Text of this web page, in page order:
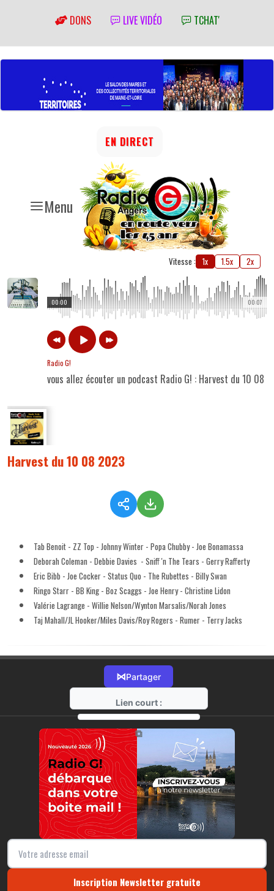
DONS LIVE VIDÉO TCHAT'
Menu
EN DIRECT
Vitesse : 1x 1.5x 2x
00:07
00:00
Radio G!
vous allez écouter un podcast Radio G! : Harvest du 10 08
Harvest du 10 08 2023
Tab Benoit - ZZ Top - Johnny Winter - Popa Chubby - Joe Bonamassa
Deborah Coleman - Debbie Davies - Sniff 'n The Tears - Gerry Rafferty
Eric Bibb - Joe Cocker - Status Quo - The Rubettes - Billy Swan
Ringo Starr - BB King - Boz Scaggs - Joe Henry - Christine Lidon
Valérie Lagrange - Willie Nelson/Wynton Marsalis/Norah Jones
Taj Mahall/JL Hooker/Miles Davis/Roy Rogers - Rumer - Terry Jacks
⋈Partager
Lien court :
https://radio-g.fr?12222
⧉
Inscription Newsletter gratuite